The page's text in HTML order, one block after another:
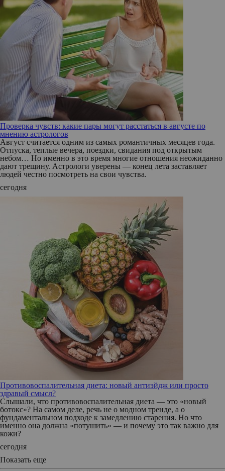
Проверка чувств: какие пары могут расстаться в августе по
мнению астрологов
Август считается одним из самых романтичных месяцев года.
Отпуска, теплые вечера, поездки, свидания под открытым
небом… Но именно в это время многие отношения неожиданно
дают трещину. Астрологи уверены — конец лета заставляет
людей честно посмотреть на свои чувства.
сегодня
Противовоспалительная диета: новый антиэйдж или просто
здравый смысл?
Слышали, что противовоспалительная диета — это «новый
ботокс»? На самом деле, речь не о модном тренде, а о
фундаментальном подходе к замедлению старения. Но что
именно она должна «потушить» — и почему это так важно для
кожи?
сегодня
Показать еще